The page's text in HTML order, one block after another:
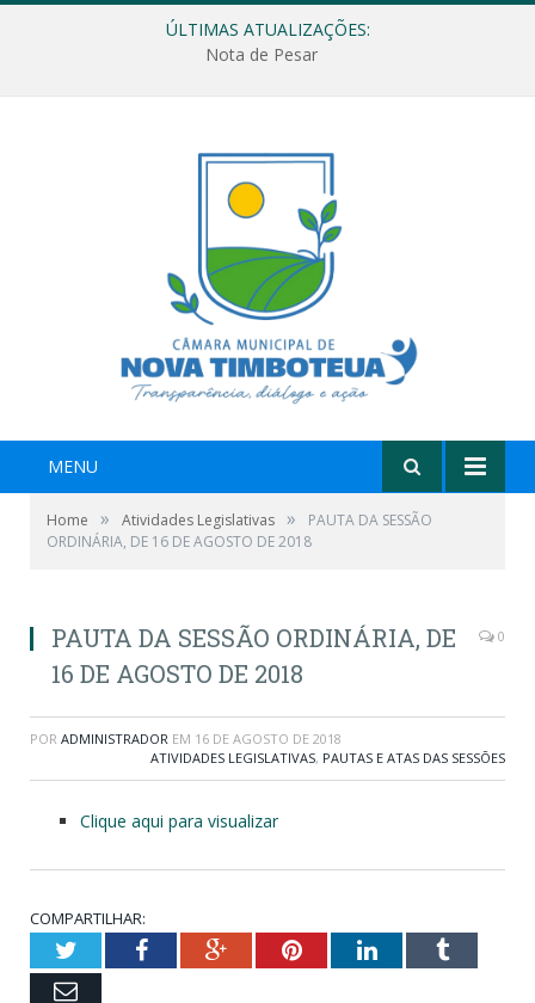
ÚLTIMAS ATUALIZAÇÕES:
Nota de Pesar
MENU
Home » Atividades Legislativas »
PAUTA DA SESSÃO
ORDINÁRIA, DE 16 DE AGOSTO DE 2018
PAUTA DA SESSÃO ORDINÁRIA, DE
16 DE AGOSTO DE 2018
0
POR ADMINISTRADOR EM 16 DE AGOSTO DE 2018
ATIVIDADES LEGISLATIVAS, PAUTAS E ATAS DAS SESSÕES
Clique aqui para visualizar
COMPARTILHAR:
TwitterFacebookGoogle+PinterestLinkedInTumblr
Email